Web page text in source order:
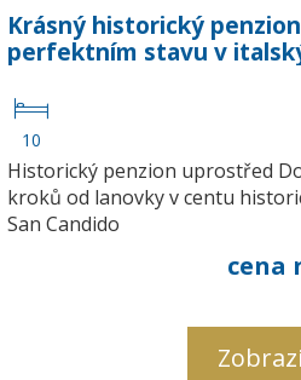
Krásný historický
perfektním stavu v
10
Historický penzion uprostřed
kroků od lanovky v centu
San Candido
cena